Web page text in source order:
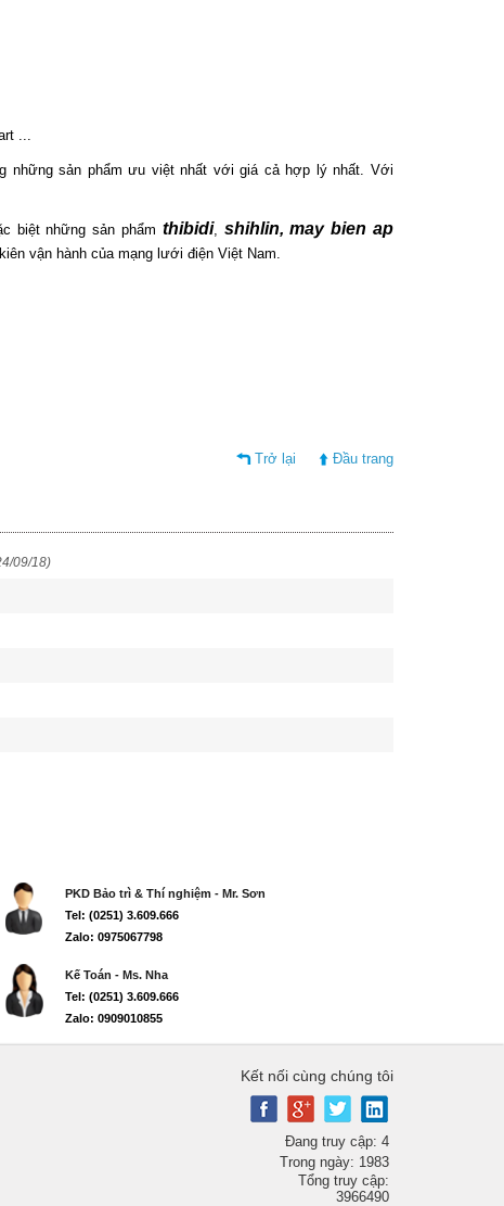
...
những sản phẩm ưu việt nhất với giá cả hợp lý nhất. Với
biệt những sản phẩm thibidi, shihlin, may bien ap
vận hành của mạng lưới điện Việt Nam.
Trở lại Đầu trang
09/18)
PKD Bảo trì & Thí nghiệm - Mr. Sơn
Tel: (0251) 3.609.666
Zalo: 0975067798
Kế Toán - Ms. Nha
Tel: (0251) 3.609.666
Zalo: 0909010855
Kết nối cùng chúng tôi
Đang truy cập: 4
Trong ngày: 1983
Tổng truy cập:
3966490